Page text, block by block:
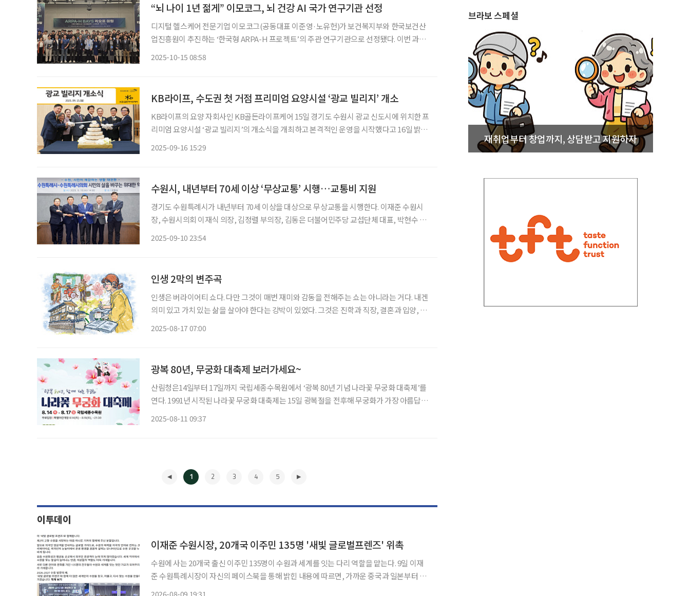
“뇌 나이 1년 젊게” 이모코그, 뇌 건강 AI 국가 연구기관 선정
디지털 헬스케어 전문기업 이모코그(공동대표 이준영·노유헌)가 보건복지부와 한국보건산
업진흥원이 추진하는 ‘한국형 ARPA-H 프로젝트’의 주관 연구기관으로 선정됐다. 이번 과제
2025-10-15 08:58
KB라이프, 수도권 첫 거점 프리미엄 요양시설 ‘광교 빌리지’ 개소
KB라이프의 요양 자회사인 KB골든라이프케어 15일 경기도 수원시 광교 신도시에 위치한 프
리미엄 요양시설 ‘광교 빌리지’의 개소식을 개최하고 본격적인 운영을 시작했다고 16일 밝혔
2025-09-16 15:29
수원시, 내년부터 70세 이상 ‘무상교통’ 시행…교통비 지원
경기도 수원특례시가 내년부터 70세 이상을 대상으로 무상교통을 시행한다. 이재준 수원시
장, 수원시의회 이재식 의장, 김정렬 부의장, 김동은 더불어민주당 교섭단체 대표, 박현수 국
2025-09-10 23:54
인생 2막의 변주곡
인생은 버라이어티 쇼다. 다만 그것이 매번 재미와 감동을 전해주는 쇼는 아니라는 거다. 내겐
의미 있고 가치 있는 삶을 살아야 한다는 강박이 있었다. 그것은 진학과 직장, 결혼과 입양, 이
2025-08-17 07:00
광복 80년, 무궁화 대축제 보러가세요~
산림청은14일부터 17일까지 국립세종수목원에서 ‘광복 80년 기념 나라꽃 무궁화 대축제’를
연다. 1991년 시작된 나라꽃 무궁화 대축제는 15일 광복절을 전후해 무궁화가 가장 아름답게
2025-08-11 09:37
1 2 3 4 5
이투데이
이재준 수원시장, 20개국 이주민 135명 '새빛 글로벌프렌즈' 위촉
수원에 사는 20개국 출신 이주민 135명이 수원과 세계를 잇는 다리 역할을 맡는다. 9일 이재
준 수원특례시장이 자신의 페이스북을 통해 밝힌 내용에 따르면, 가까운 중국과 일본부터 지
브라보 스페셜
재취업부터 창업까지, 상담받고 지원하자